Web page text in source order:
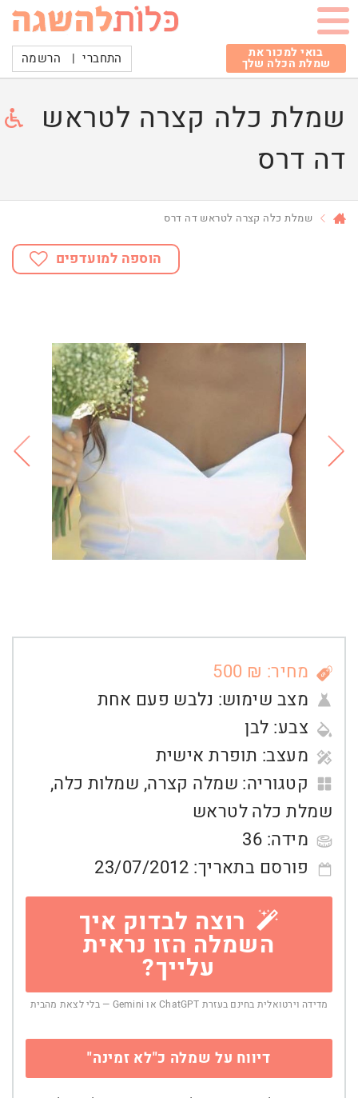
בואי למכור את
שמלת הכלה שלך התחברי | הרשמה
שמלת כלה קצרה לטראש
דה דרס
שמלת כלה קצרה לטראש דה דרס
הוספה למועדפים
מחיר: ₪ 500
מצב שימוש: נלבש פעם אחת
צבע: לבן
מעצב: תופרת אישית
קטגוריה: שמלה קצרה, שמלות כלה,
שמלת כלה לטראש
מידה: 36
פורסם בתאריך: 23/07/2012
רוצה לבדוק איך
השמלה הזו נראית
עלייך?
מדידה וירטואלית בחינם בעזרת ChatGPT או Gemini — בלי לצאת מהבית
דיווח על שמלה כ"לא זמינה"